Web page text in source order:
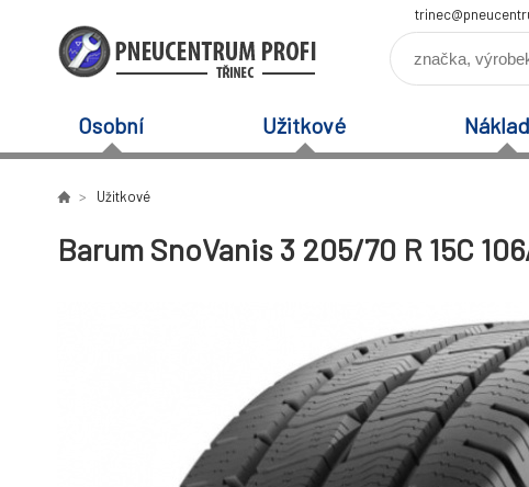
Osobní Užitkové
Užitkové
Barum SnoVanis 3 205/70 R 15C